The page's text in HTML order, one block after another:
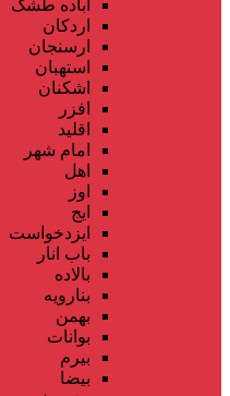
آباده طشک
اردکان
ارسنجان
استهبان
اشکنان
افزر
اقلید
امام شهر
اهل
اوز
ایج
ایزدخواست
باب انار
بالاده
بنارویه
بهمن
بوانات
بیرم
بیضا